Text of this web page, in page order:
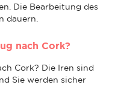
Die Bearbeitung des
dauern.
nach Cork?
Cork? Die Iren sind
Sie werden sicher